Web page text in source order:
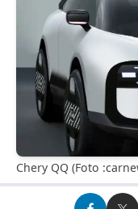
Chery QQ (Foto